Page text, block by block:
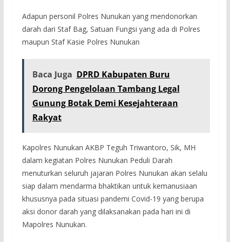
Adapun personil Polres Nunukan yang mendonorkan
darah dari Staf Bag, Satuan Fungsi yang ada di Polres
maupun Staf Kasie Polres Nunukan
Baca Juga DPRD Kabupaten Buru
Dorong Pengelolaan Tambang Legal
Gunung Botak Demi Kesejahteraan
Rakyat
Kapolres Nunukan AKBP Teguh Triwantoro, Sik, MH
dalam kegiatan Polres Nunukan Peduli Darah
menuturkan seluruh jajaran Polres Nunukan akan selalu
siap dalam mendarma bhaktikan untuk kemanusiaan
khususnya pada situasi pandemi Covid-19 yang berupa
aksi donor darah yang dilaksanakan pada hari ini di
Mapolres Nunukan.